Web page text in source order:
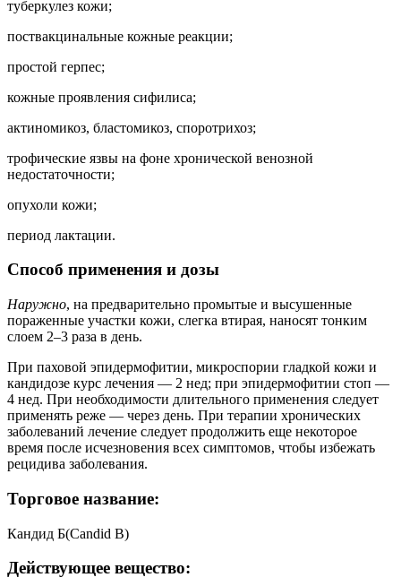
туберкулез кожи;
поствакцинальные кожные реакции;
простой герпес;
кожные проявления сифилиса;
актиномикоз, бластомикоз, споротрихоз;
трофические язвы на фоне хронической венозной
недостаточности;
опухоли кожи;
период лактации.
Способ применения и дозы
Наружно, на предварительно промытые и высушенные
пораженные участки кожи, слегка втирая, наносят тонким
слоем 2–3 раза в день.
При паховой эпидермофитии, микроспории гладкой кожи и
кандидозе курс лечения — 2 нед; при эпидермофитии стоп —
4 нед. При необходимости длительного применения следует
применять реже — через день. При терапии хронических
заболеваний лечение следует продолжить еще некоторое
время после исчезновения всех симптомов, чтобы избежать
рецидива заболевания.
Торговое название:
Кандид Б(Candid B)
Действующее вещество: